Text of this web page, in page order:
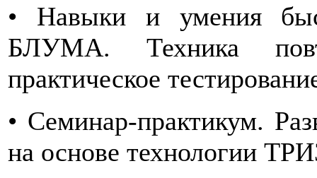
• Навыки и умения
БЛУМА. Техника
практическое
• Семинар-практикум.
на основе технологии